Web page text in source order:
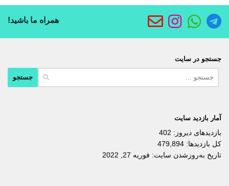
همراه ما باشید!
جستجو در سایت
آمار بازدید سایت
بازدیدهای دیروز: 402
کل بازدیدها: 479,894
تاریخ به‌روزشدن سایت: فوریه 27, 2022